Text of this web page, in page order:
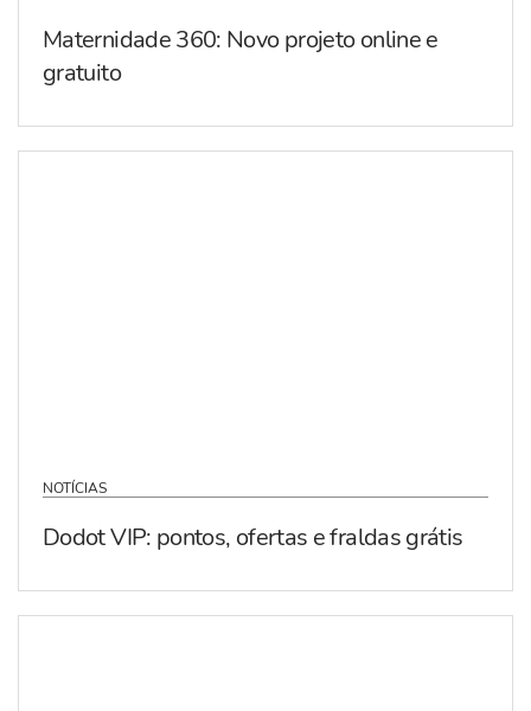
Maternidade 360: Novo projeto online e
gratuito
NOTÍCIAS
Dodot VIP: pontos, ofertas e fraldas grátis